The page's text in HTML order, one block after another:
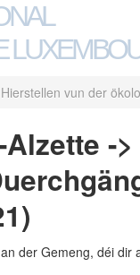
vun der
-
der Gemeng, déi